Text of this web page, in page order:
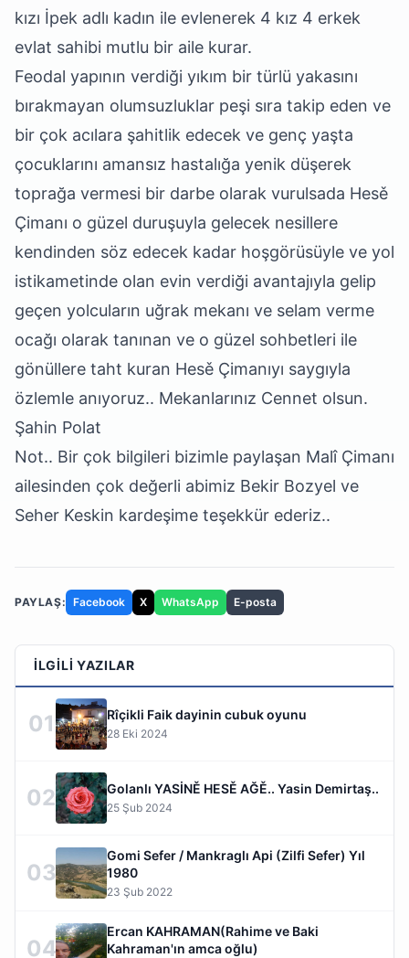
kızı İpek adlı kadın ile evlenerek 4 kız 4 erkek
evlat sahibi mutlu bir aile kurar.
Feodal yapının verdiği yıkım bir türlü yakasını
bırakmayan olumsuzluklar peşi sıra takip eden ve
bir çok acılara şahitlik edecek ve genç yaşta
çocuklarını amansız hastalığa yenik düşerek
toprağa vermesi bir darbe olarak vurulsada Hesě
Çimanı o güzel duruşuyla gelecek nesillere
kendinden söz edecek kadar hoşgörüsüyle ve yol
istikametinde olan evin verdiği avantajıyla gelip
geçen yolcuların uğrak mekanı ve selam verme
ocağı olarak tanınan ve o güzel sohbetleri ile
gönüllere taht kuran Hesě Çimanıyı saygıyla
özlemle anıyoruz.. Mekanlarınız Cennet olsun.
Şahin Polat
Not.. Bir çok bilgileri bizimle paylaşan Malî Çimanı
ailesinden çok değerli abimiz Bekir Bozyel ve
Seher Keskin kardeşime teşekkür ederiz..
PAYLAŞ: Facebook X WhatsApp E-posta
İLGILI YAZILAR
01 Rîçikli Faik dayinin cubuk oyunu
28 Eki 2024
02 Golanlı YASİNĚ HESĚ AĞĚ.. Yasin Demirtaş..
25 Şub 2024
03
Gomi Sefer / Mankraglı Api (Zilfi Sefer) Yıl
1980
23 Şub 2022
04
Ercan KAHRAMAN(Rahime ve Baki
Kahraman'ın amca oğlu)